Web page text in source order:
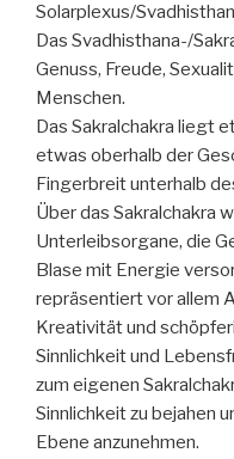
Solarplexus/
Das Svadhisthana-/
Genuss, Freude,
Menschen.
Das Sakralchakra liegt
etwas oberhalb der
Fingerbreit unterhalb
Über das Sakralchakra
Unterleibsorgane, die
Blase mit Energie
repräsentiert vor allem
Kreativität und
Sinnlichkeit und
zum eigenen
Sinnlichkeit zu bejahen
Ebene anzunehmen.